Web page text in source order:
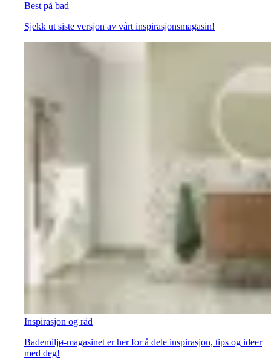
Best på bad
Sjekk ut siste versjon av vårt inspirasjonsmagasin!
Inspirasjon og råd
Bademiljø-magasinet er her for å dele inspirasjon, tips og ideer
med deg!